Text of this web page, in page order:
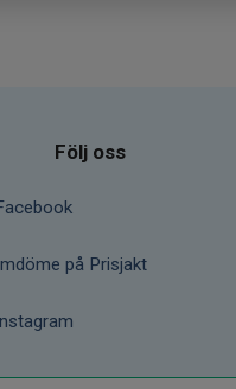
VETE, GLUTEN,
FÖR VEGETARIANER
Följ oss
på Prisjakt